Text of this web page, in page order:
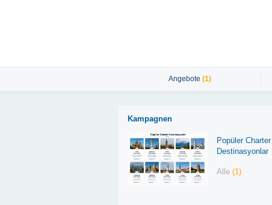
Angebote (1)
Kampagnen
Popüler Charter
Destinasyonlar
Alle(1)